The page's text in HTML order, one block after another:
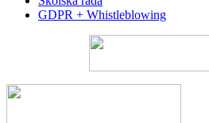
GDPR + Whistleblowing